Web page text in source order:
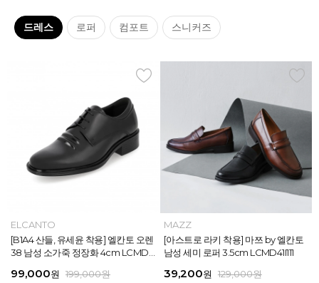
드레스 로퍼 컴포트 스니커즈
MAZZ
마쯔 by 엘칸토 남성 데이엔 스니커즈
3.5cm LCMS20M413
71,400원 189,000원
INTENSE
[아스트로 엠제이 착용] 인텐스 by 엘
칸토 남성 클래식 스니커즈 3cm LC
45,900원 129,000원
ELCANTO
[B1A4 산들, 유세윤 착용] 엘칸토 오렌
38 남성 소가죽 정장화 4cm LCMD3
99,000원 199,000원
MAZZ
[아스트로 라키 착용] 마쯔 by 엘칸토
남성 세미 로퍼 3.5cm LCMD41I111
39,200원 129,000원
MAZZ
[박형식, 지창욱 착용] 마쯔 by 엘칸토
남성 페니 로퍼 3.5cm LCMD82I111
39,200원 129,000원
MAZZ
[안보현 착용] 마쯔 by 엘칸토 남성 캐
쥬얼 플렉시블 로퍼 2cm LCMC93M
38,250원 159,000원
MAZZ
마쯔 by 엘칸토 남성 데일리 컴포트화
4cm LCMF95M111
38,250원 129,000원
MAZZ
마쯔 by 엘칸토 남성 캐주얼 더비 슈
즈 2.4cm LCMC21M326
38,250원 129,000원
MAZZ
마쯔 by 엘칸토 남성 데이엔 스니커즈
3.5cm LCMS20M413
71,400원 189,000원
INTENSE
[아스트로 엠제이 착용] 인텐스 by 엘
칸토 남성 클래식 스니커즈 3cm LC
45,900원 129,000원
ELCANTO
[B1A4 산들, 유세윤 착용] 엘칸토 오렌
38 남성 소가죽 정장화 4cm LCMD3
99,000원 199,000원
MAZZ
[아스트로 라키 착용] 마쯔 by 엘칸토
남성 세미 로퍼 3.5cm LCMD41I111
39,200원 129,000원